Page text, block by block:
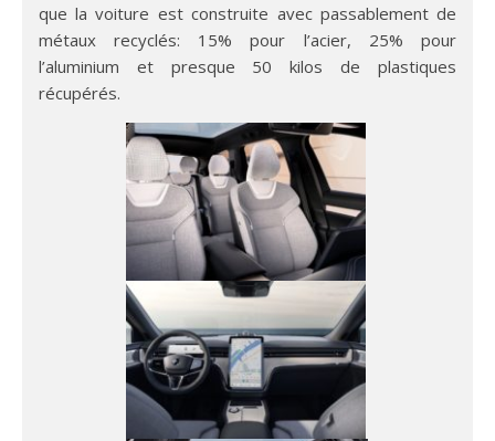
que la voiture est construite avec passablement de
métaux recyclés: 15% pour l’acier, 25% pour
l’aluminium et presque 50 kilos de plastiques
récupérés.